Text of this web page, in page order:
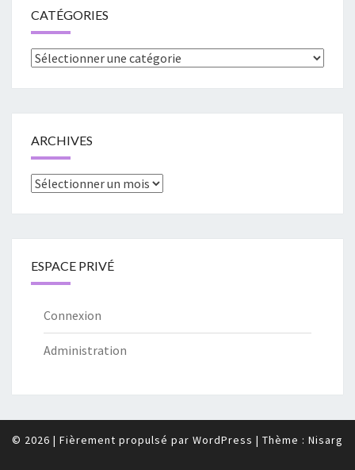
CATÉGORIES
Catégories
ARCHIVES
Archives
ESPACE PRIVÉ
Connexion
Administration
© 2026 | Fièrement propulsé par WordPress | Thème : Nisarg